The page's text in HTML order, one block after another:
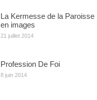
La Kermesse de la Paroisse
en images
21 juillet 2014
Profession De Foi
8 juin 2014